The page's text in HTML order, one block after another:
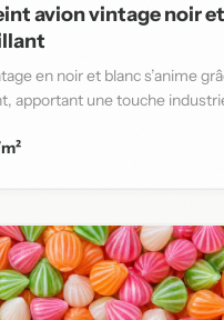
avion vintage noir
en noir et blanc s’anime
apportant une touche